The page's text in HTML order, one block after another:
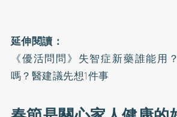
延伸閱讀：
《優活問問》失智症新藥誰能用
嗎？醫建議先想1件事